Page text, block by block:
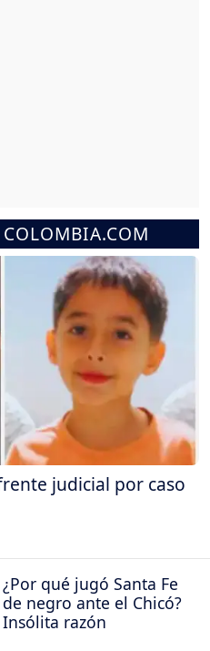
judicial por caso
¿Por qué jugó Santa Fe
de negro ante el Chicó?
Insólita razón